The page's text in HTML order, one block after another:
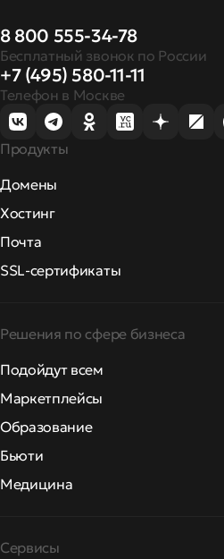
8 800 555-34-78
Бесплатный звонок по России
+7 (495) 580-11-11
Телефон в Москве
Продукты
Домены
Хостинг
Почта
SSL-сертификаты
Решения по сфере бизнеса
Подойдут всем
Маркетплейсы
Образование
Бьюти
Медицина
Сервисы